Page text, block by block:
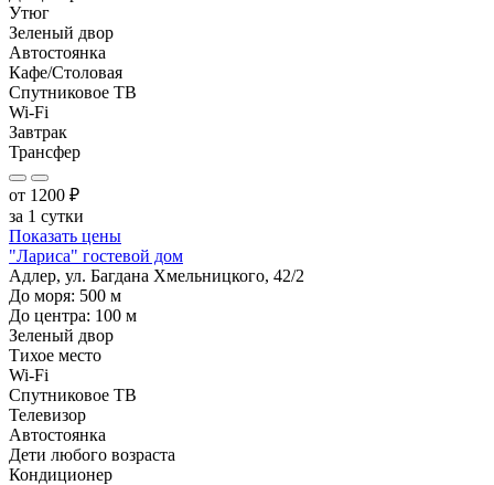
Утюг
Зеленый двор
Автостоянка
Кафе/Столовая
Спутниковое ТВ
Wi-Fi
Завтрак
Трансфер
от 1200 ₽
за 1 сутки
Показать цены
"Лариса" гостевой дом
Адлер, ул. Багдана Хмельницкого, 42/2
До моря: 500 м
До центра: 100 м
Зеленый двор
Тихое место
Wi-Fi
Спутниковое ТВ
Телевизор
Автостоянка
Дети любого возраста
Кондиционер